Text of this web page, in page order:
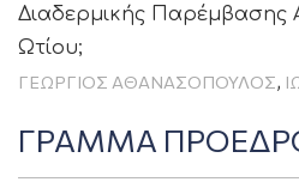
Διαδερμικής Παρέμβασης
Ωτίου;
ΓΕΩΡΓΙΟΣ ΑΘΑΝΑΣΟΠΟΥΛΟΣ,
ΓΡΑΜΜΑ